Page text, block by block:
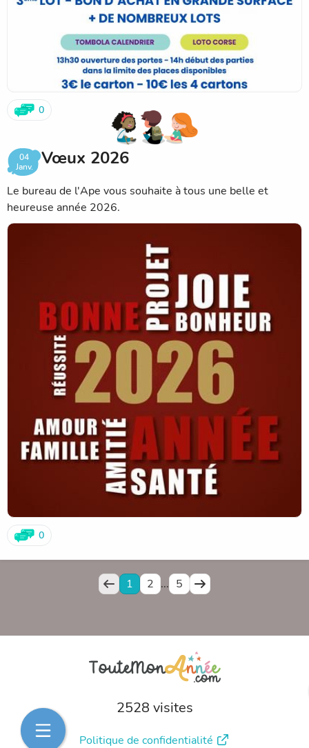
0
04
Janv.
Vœux 2026
Le bureau de l'Ape vous souhaite à tous une belle et
heureuse année 2026.
0
1 2 ... 5
2528 visites
Politique de confidentialité